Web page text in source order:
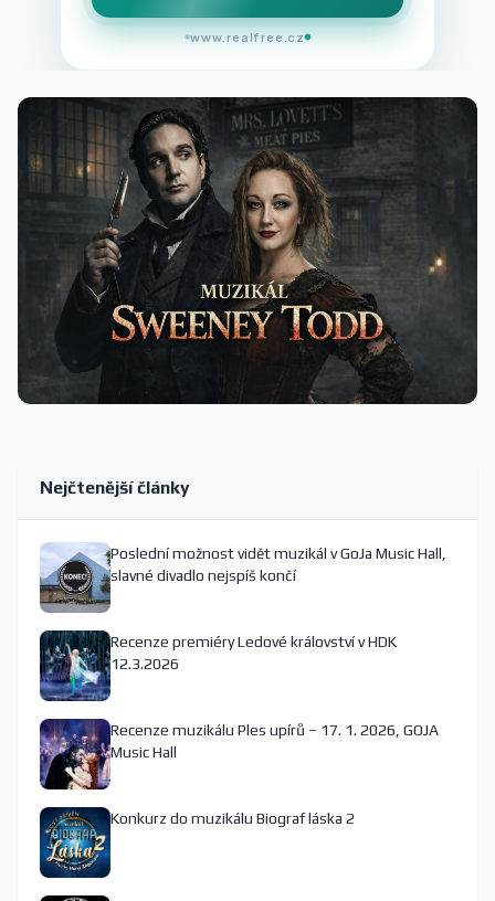
www.realfree.cz
Nejčtenější články
Poslední možnost vidět muzikál v GoJa Music Hall,
slavné divadlo nejspíš končí
Recenze premiéry Ledové království v HDK
12.3.2026
Recenze muzikálu Ples upírů – 17. 1. 2026, GOJA
Music Hall
Konkurz do muzikálu Biograf láska 2